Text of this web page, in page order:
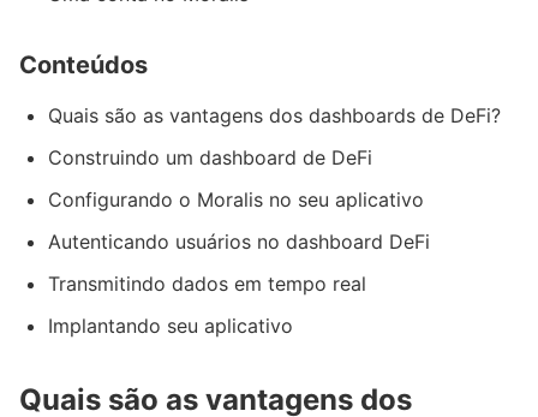
Conteúdos
Quais são as vantagens dos dashboards de DeFi?
Construindo um dashboard de DeFi
Configurando o Moralis no seu aplicativo
Autenticando usuários no dashboard DeFi
Transmitindo dados em tempo real
Implantando seu aplicativo
Quais são as vantagens dos